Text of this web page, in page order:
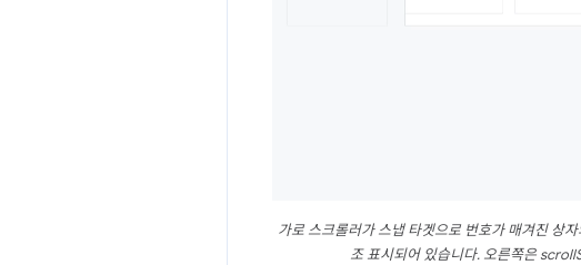
가로 스크롤러가 스냅 타겟으로 번호가 매겨진 상
조 표시되어 있습니다. 오른쪽은